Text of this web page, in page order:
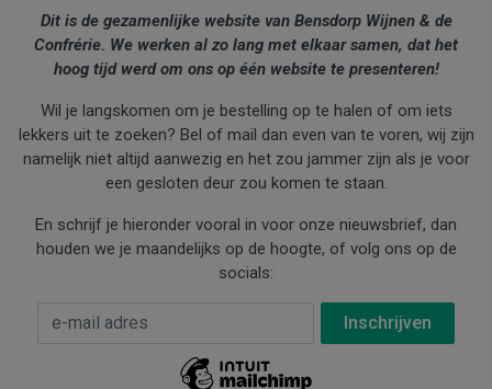
Dit is de gezamenlijke website van Bensdorp Wijnen & de
Confrérie. We werken al zo lang met elkaar samen, dat het
hoog tijd werd om ons op één website te presenteren!
Wil je langskomen om je bestelling op te halen of om iets
lekkers uit te zoeken? Bel of mail dan even van te voren, wij zijn
namelijk niet altijd aanwezig en het zou jammer zijn als je voor
een gesloten deur zou komen te staan.
En schrijf je hieronder vooral in voor onze nieuwsbrief, dan
houden we je maandelijks op de hoogte, of volg ons op de
socials:
E-mail Adres